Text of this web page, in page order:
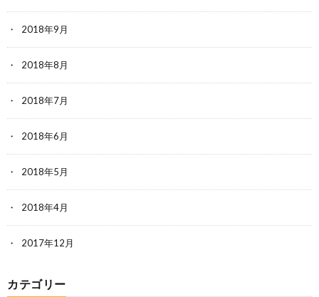
2018年9月
2018年8月
2018年7月
2018年6月
2018年5月
2018年4月
2017年12月
カテゴリー